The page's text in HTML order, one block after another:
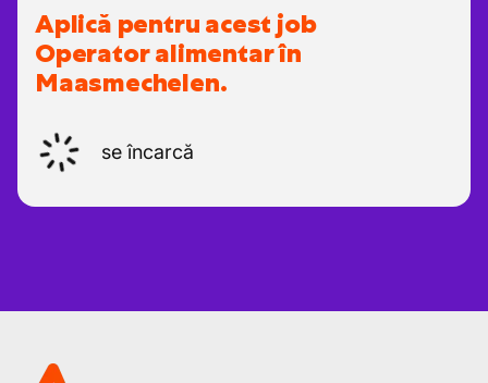
Aplică pentru acest job
Operator alimentar în
Maasmechelen.
se încarcă